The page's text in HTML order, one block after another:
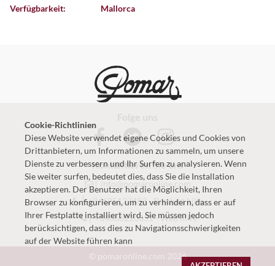
Verfügbarkeit:
Mallorca
Kontaktieren Sie uns
info@pomaronline.com
+34625127483 -Produkt hilfe
+34660220331-Web hilfe
© pomaronline.com 2026
Cookie-Richtlinien
Diese Website verwendet eigene Cookies und Cookies von
Drittanbietern, um Informationen zu sammeln, um unsere
Dienste zu verbessern und Ihr Surfen zu analysieren. Wenn
Sie weiter surfen, bedeutet dies, dass Sie die Installation
akzeptieren. Der Benutzer hat die Möglichkeit, Ihren
Browser zu konfigurieren, um zu verhindern, dass er auf
Ihrer Festplatte installiert wird. Sie müssen jedoch
berücksichtigen, dass dies zu Navigationsschwierigkeiten
auf der Website führen kann